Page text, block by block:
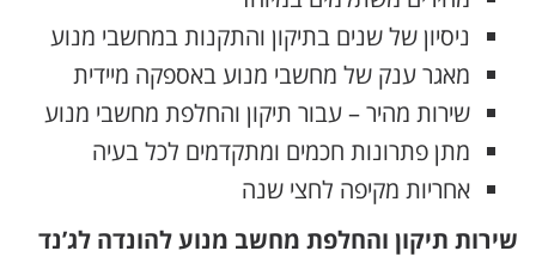
ניסיון של שנים בתיקון והתקנות במחשבי מנוע
מאגר ענק של מחשבי מנוע באספקה מיידית
שירות מהיר – עבור תיקון והחלפת מחשבי מנוע
מתן פתרונות חכמים ומתקדמים לכל בעיה
אחריות מקיפה לחצי שנה
שירות תיקון והחלפת מחשב מנוע להונדה לג’נד